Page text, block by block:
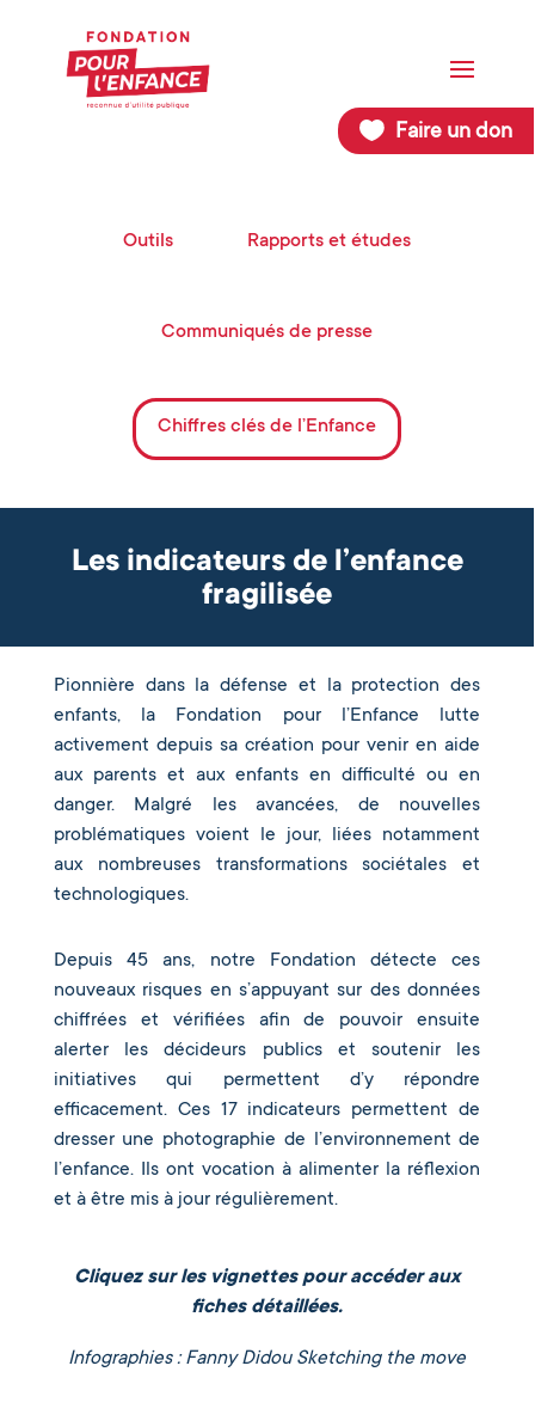
Faire un don
Outils Rapports et études
Communiqués de presse
Chiffres clés de l’Enfance
Les indicateurs de l’enfance
fragilisée
Pionnière dans la défense et la protection des
enfants, la Fondation pour l’Enfance lutte
activement depuis sa création pour venir en aide
aux parents et aux enfants en difficulté ou en
danger. Malgré les avancées, de nouvelles
problématiques voient le jour, liées notamment
aux nombreuses transformations sociétales et
technologiques.
Depuis 45 ans, notre Fondation détecte ces
nouveaux risques en s’appuyant sur des données
chiffrées et vérifiées afin de pouvoir ensuite
alerter les décideurs publics et soutenir les
initiatives qui permettent d’y répondre
efficacement. Ces 17 indicateurs permettent de
dresser une photographie de l’environnement de
l’enfance. Ils ont vocation à alimenter la réflexion
et à être mis à jour régulièrement.
Cliquez sur les vignettes pour accéder aux
fiches détaillées.
Infographies : Fanny Didou Sketching the move